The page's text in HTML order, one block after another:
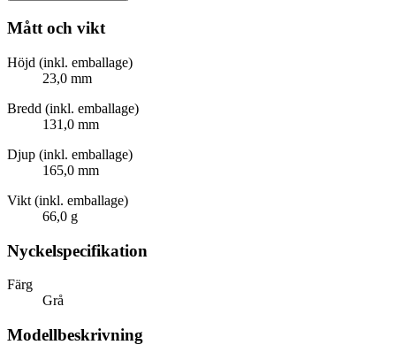
Mått och vikt
Höjd (inkl. emballage)
23,0 mm
Bredd (inkl. emballage)
131,0 mm
Djup (inkl. emballage)
165,0 mm
Vikt (inkl. emballage)
66,0 g
Nyckelspecifikation
Färg
Grå
Modellbeskrivning